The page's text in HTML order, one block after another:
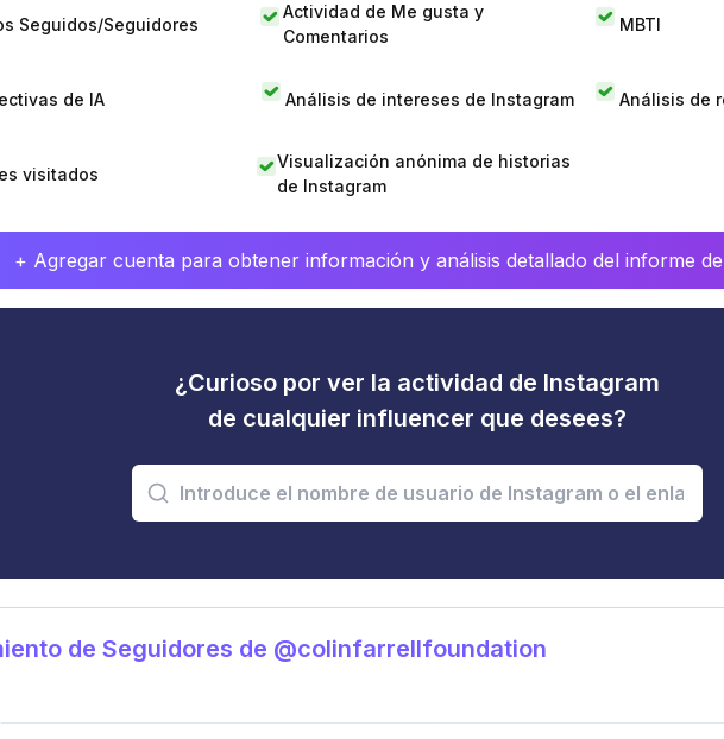
Seguidos/Seguidores
Actividad de Me gusta y
Comentarios
MBTI
de IA Análisis de intereses de Instagram Análisis de
visitados
Visualización anónima de historias
de Instagram
+ Agregar cuenta para obtener información y análisis detallado del informe
¿Curioso por ver la actividad de Instagram
de cualquier influencer que desees?
de Seguidores de @colinfarrellfoundation